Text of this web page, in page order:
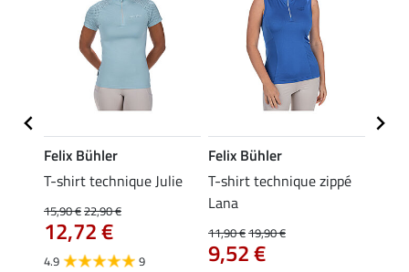
Felix Bühler
T-shirt technique Julie
15,90 €22,90 €
12,72 €
4.9 9
Felix Bühler
T-shirt technique zippé
Lana
11,90 €19,90 €
9,52 €